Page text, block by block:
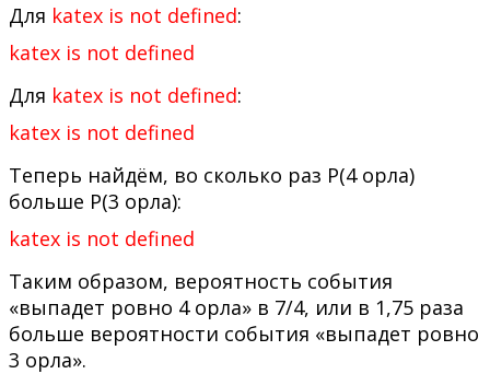
Для katex is not defined:
katex is not defined
Для katex is not defined:
katex is not defined
Теперь найдём, во сколько раз P(4 орла)
больше P(3 орла):
katex is not defined
Таким образом, вероятность события
«выпадет ровно 4 орла» в 7/4, или в 1,75 раза
больше вероятности события «выпадет ровно
3 орла».